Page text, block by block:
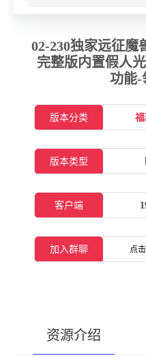
02-230独家远征魔
完整版内置假人
功能-
版本分类
版本类型
客户端
加入群聊 点
资源介绍